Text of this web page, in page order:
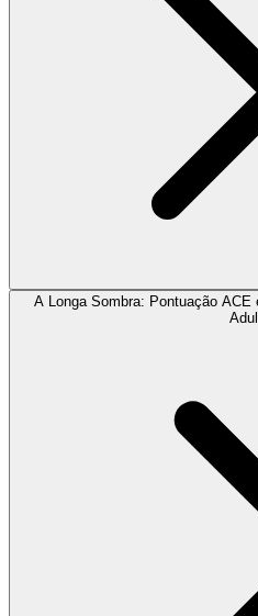
A Longa Sombra: Pontuação